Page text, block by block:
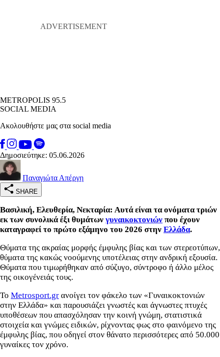
METROPOLIS 95.5
SOCIAL MEDIA
Ακολουθήστε μας στα social media
Δημοσιεύτηκε: 05.06.2026
Παναγιώτα Απέργη
SHARE
Βασιλική, Ελευθερία, Νεκταρία: Αυτά είναι τα ονόματα τριών
εκ των συνολικά έξι θυμάτων γυναικοκτονιών που έχουν
καταγραφεί το πρώτο εξάμηνο του 2026 στην Ελλάδα.
Θύματα της ακραίας μορφής έμφυλης βίας και των στερεοτύπων,
θύματα της κακώς νοούμενης υποτέλειας στην ανδρική εξουσία.
Θύματα που τιμωρήθηκαν από σύζυγο, σύντροφο ή άλλο μέλος
της οικογένειάς τους.
Το Metrosport.gr ανοίγει τον φάκελο των «Γυναικοκτονιών
στην Ελλάδα» και παρουσιάζει γνωστές και άγνωστες πτυχές
υποθέσεων που απασχόλησαν την κοινή γνώμη, στατιστικά
στοιχεία και γνώμες ειδικών, ρίχνοντας φως στο φαινόμενο της
έμφυλης βίας, που οδηγεί στον θάνατο περισσότερες από 50.000
γυναίκες τον χρόνο.